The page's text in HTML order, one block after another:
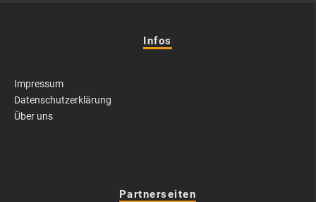
Infos
Impressum
Datenschutzerklärung
Über uns
Partnerseiten